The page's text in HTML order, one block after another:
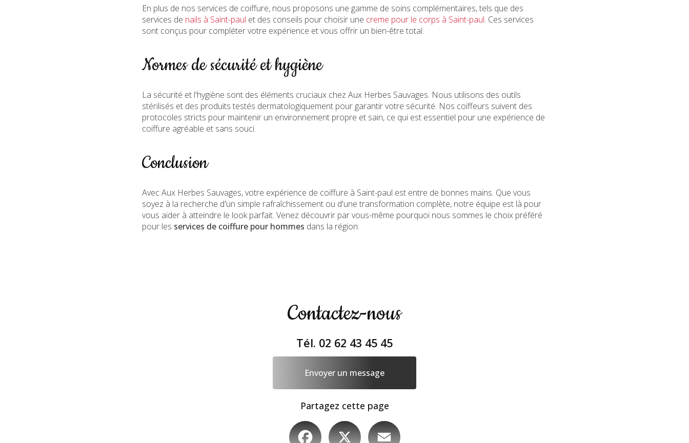
En plus de nos services de coiffure, nous proposons une gamme de soins complémentaires, tels que des
services de nails à Saint-paul et des conseils pour choisir une creme pour le corps à Saint-paul. Ces services
sont conçus pour compléter votre expérience et vous offrir un bien-être total.
Normes de sécurité et hygiène
La sécurité et l'hygiène sont des éléments cruciaux chez Aux Herbes Sauvages. Nous utilisons des outils
stérilisés et des produits testés dermatologiquement pour garantir votre sécurité. Nos coiffeurs suivent des
protocoles stricts pour maintenir un environnement propre et sain, ce qui est essentiel pour une expérience de
coiffure agréable et sans souci.
Conclusion
Avec Aux Herbes Sauvages, votre expérience de coiffure à Saint-paul est entre de bonnes mains. Que vous
soyez à la recherche d'un simple rafraîchissement ou d'une transformation complète, notre équipe est là pour
vous aider à atteindre le look parfait. Venez découvrir par vous-même pourquoi nous sommes le choix préféré
pour les services de coiffure pour hommes dans la région.
Contactez-nous
Tél. 02 62 43 45 45
Envoyer un message
Partagez cette page
Facebook